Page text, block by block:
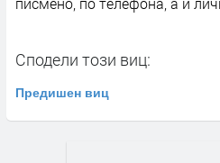
Сподели този виц:
Предишен виц